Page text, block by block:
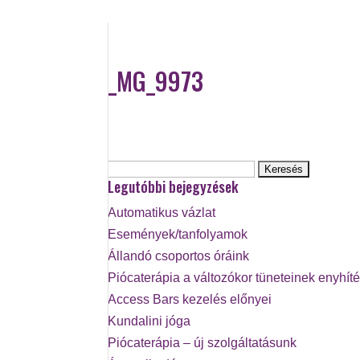
_MG_9973
Legutóbbi bejegyzések
Automatikus vázlat
Események/tanfolyamok
Állandó csoportos óráink
Piócaterápia a változókor tüneteinek
Access Bars kezelés előnyei
Kundalini jóga
Piócaterápia – új szolgáltatásunk